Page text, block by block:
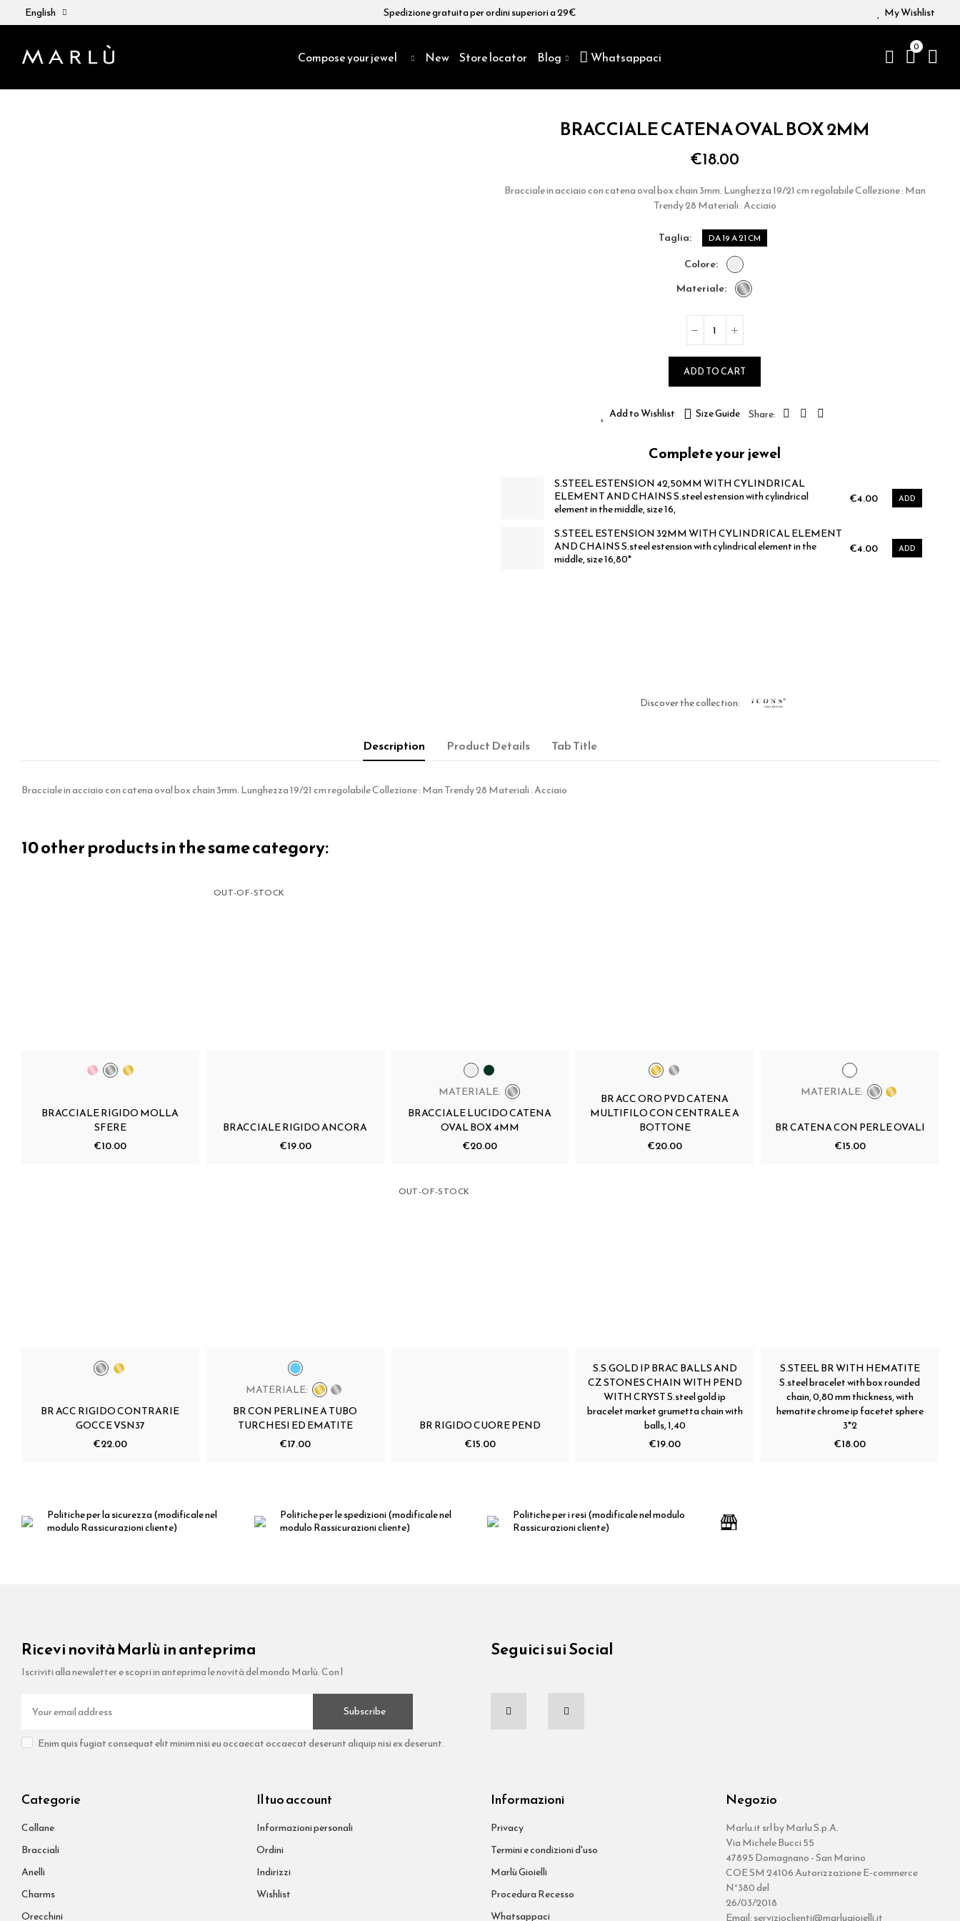
English Spedizione gratuita per ordini superiori a 29€ My Wishlist
Compose your jewel New Store locator Blog Whatsappaci
0
BRACCIALE CATENA OVAL BOX 2MM
€18.00
Bracciale in acciaio con catena oval box chain 3mm. Lunghezza 19/21 cm regolabile Collezione : Man
Trendy 28 Materiali : Acciaio
taglia DA 19 A 21 CM
colore
materiale
ADD TO CART
Add to Wishlist Size Guide
Complete your jewel
S.STEEL ESTENSION 42,50MM WITH CYLINDRICAL
ELEMENT AND CHAINS S.steel estension with cylindrical
element in the middle, size 16,
€4.00 ADD
S.STEEL ESTENSION 32MM WITH CYLINDRICAL ELEMENT
AND CHAINS S.steel estension with cylindrical element in the
middle, size 16,80*
€4.00 ADD
Discover the collection:
Description Product Details Tab Title
Bracciale in acciaio con catena oval box chain 3mm. Lunghezza 19/21 cm regolabile Collezione : Man Trendy 28 Materiali : Acciaio
10 other products in the same category:
BRACCIALE RIGIDO MOLLA
SFERE
€10.00
OUT-OF-STOCK
BRACCIALE RIGIDO ANCORA
€19.00
MATERIALE:
BRACCIALE LUCIDO CATENA
OVAL BOX 4MM
€20.00
BR ACC ORO PVD CATENA
MULTIFILO CON CENTRALE A
BOTTONE
€20.00
MATERIALE:
BR CATENA CON PERLE OVALI
€15.00
BR ACC RIGIDO CONTRARIE
GOCCE VSN37
€22.00
MATERIALE:
BR CON PERLINE A TUBO
TURCHESI ED EMATITE
€17.00
OUT-OF-STOCK
BR RIGIDO CUORE PEND
€15.00
S.S.GOLD IP BRAC BALLS AND
CZ STONES CHAIN WITH PEND
WITH CRYST S.steel gold ip
bracelet market grumetta chain with
balls, 1,40
€19.00
S.STEEL BR WITH HEMATITE
S.steel bracelet with box rounded
chain, 0,80 mm thickness, with
hematite chrome ip facetet sphere
3*2
€18.00
Politiche per la sicurezza(modificale nel
modulo Rassicurazioni cliente)
Politiche per le spedizioni(modificale nel
modulo Rassicurazioni cliente)
Politiche per i resi(modificale nel modulo
Rassicurazioni cliente)
Ricevi novità Marlù in anteprima
Iscriviti alla newsletter e scopri in anteprima le novità del mondo Marlù. Con l
Subscribe
Enim quis fugiat consequat elit minim nisi eu occaecat occaecat deserunt aliquip nisi ex deserunt.
Seguici sui Social
Categorie
Collane
Bracciali
Anelli
Charms
Orecchini
Il tuo account
Informazioni personali
Ordini
Indirizzi
Wishlist
Informazioni
Privacy
Termini e condizioni d'uso
Marlù Gioielli
Procedura Recesso
Whatsappaci
Negozio
Marlu.it srl by Marlu S.p.A.
Via Michele Bucci 55
47895 Domagnano - San Marino
COE SM 24106 Autorizzazione E-commerce
N°380 del
26/03/2018